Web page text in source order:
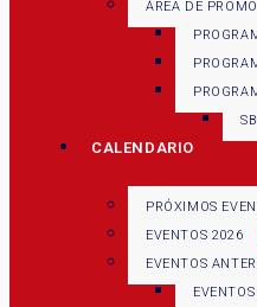
ÁREA DE
CALENDARIO
PRÓXIMOS
EVENTOS 2026
EVENTOS